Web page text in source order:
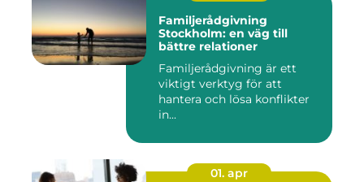
Familjerådgivning
Stockholm: en väg till
bättre relationer
Familjerådgivning är ett
viktigt verktyg för att
hantera och lösa konflikter
in...
01. apr